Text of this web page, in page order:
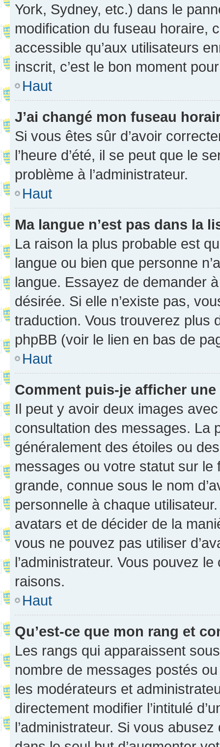
York, Sydney, etc.) dans le
modification du fuseau horaire,
accessible qu’aux utilisateurs
inscrit, c’est le bon moment
Haut
J’ai changé mon fuseau
Si vous êtes sûr d’avoir
l’heure d’été, il se peut que le
problème à l’administrateur.
Haut
Ma langue n’est pas dans la
La raison la plus probable est
langue ou bien que personne
langue. Essayez de demander
désirée. Si elle n’existe pas,
traduction. Vous trouverez plus
phpBB (voir le lien en bas de
Haut
Comment puis-je afficher
Il peut y avoir deux images
consultation des messages. La
généralement des étoiles ou
messages ou votre statut sur
grande, connue sous le nom
personnelle à chaque utilisateur.
avatars et de décider de la
vous ne pouvez pas utiliser
l’administrateur. Vous pouvez
raisons.
Haut
Qu’est-ce que mon rang et
Les rangs qui apparaissent
nombre de messages postés
les modérateurs et
directement modifier l’intitulé
l’administrateur. Si vous